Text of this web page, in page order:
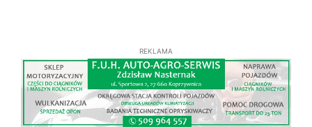
REKLAMA